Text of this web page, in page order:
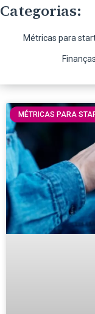
Categorias:
Métricas para
MÉTRICAS PARA